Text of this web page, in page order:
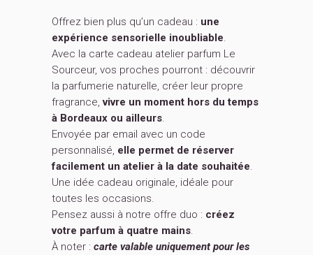
Offrez bien plus qu’un cadeau : une
expérience sensorielle inoubliable.
Avec la carte cadeau atelier parfum Le
Sourceur, vos proches pourront : découvrir
la parfumerie naturelle, créer leur propre
fragrance, vivre un moment hors du temps
à Bordeaux ou ailleurs.
Envoyée par email avec un code
personnalisé, elle permet de réserver
facilement un atelier à la date souhaitée.
Une idée cadeau originale, idéale pour
toutes les occasions.
Pensez aussi à notre offre duo : créez
votre parfum à quatre mains.
À noter : carte valable uniquement pour les